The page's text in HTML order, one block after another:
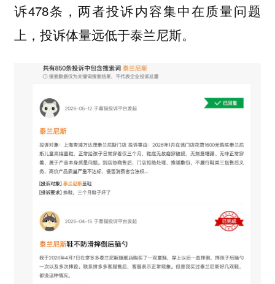
诉478条，两者投诉内容集中在质量问题
上，投诉体量远低于泰兰尼斯。